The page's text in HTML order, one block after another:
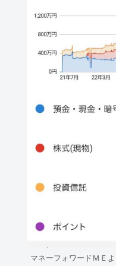
マネーフォワードＭＥ